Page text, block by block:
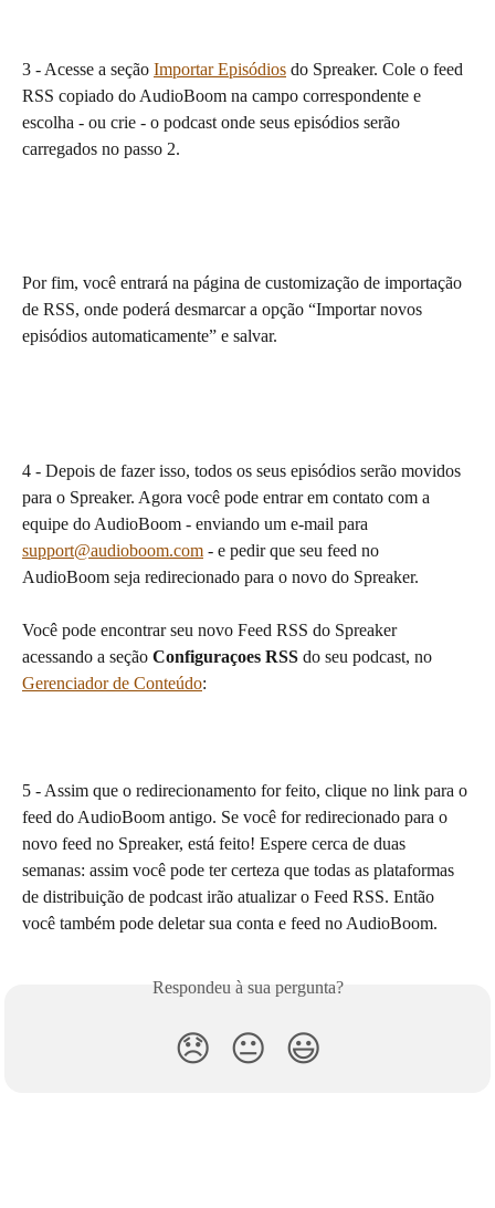
3 - Acesse a seção Importar Episódios do Spreaker. Cole o feed
RSS copiado do AudioBoom na campo correspondente e
escolha - ou crie - o podcast onde seus episódios serão
carregados no passo 2.
Por fim, você entrará na página de customização de importação
de RSS, onde poderá desmarcar a opção “Importar novos
episódios automaticamente” e salvar.
4 - Depois de fazer isso, todos os seus episódios serão movidos
para o Spreaker. Agora você pode entrar em contato com a
equipe do AudioBoom - enviando um e-mail para
support@audioboom.com - e pedir que seu feed no
AudioBoom seja redirecionado para o novo do Spreaker.
Você pode encontrar seu novo Feed RSS do Spreaker
acessando a seção Configuraçoes RSS do seu podcast, no
Gerenciador de Conteúdo:
5 - Assim que o redirecionamento for feito, clique no link para o
feed do AudioBoom antigo. Se você for redirecionado para o
novo feed no Spreaker, está feito! Espere cerca de duas
semanas: assim você pode ter certeza que todas as plataformas
de distribuição de podcast irão atualizar o Feed RSS. Então
você também pode deletar sua conta e feed no AudioBoom.
Respondeu à sua pergunta?
😞 😐 😃